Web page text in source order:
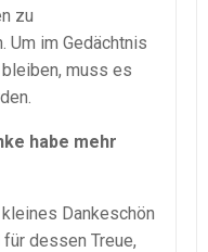
zu
Um im Gedächtnis
muss es
habe mehr
Dankeschön
dessen Treue,